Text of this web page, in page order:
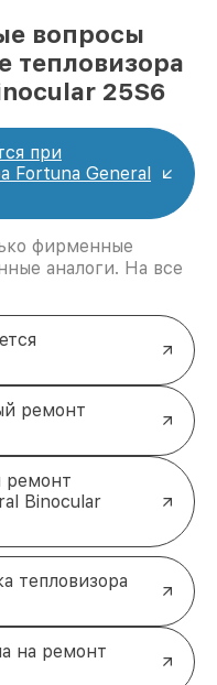
вопросы
тепловизора
25S6
при
Fortuna General
фирменные
аналоги. На все
ремонт
ремонт
Binocular
тепловизора
на ремонт